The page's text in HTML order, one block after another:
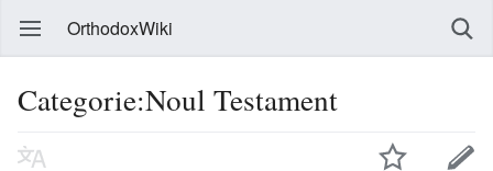
OrthodoxWiki
Categorie:Noul Testament